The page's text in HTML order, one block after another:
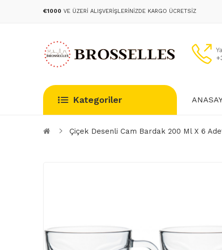
€1000 VE ÜZERI ALIŞVERIŞLERINIZDE KARGO ÜCRETSIZ
Kategoriler
Çiçek Desenli Cam Bardak 200 Ml X 6